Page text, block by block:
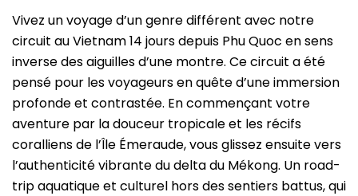
Vivez un voyage d’un genre différent avec notre
circuit au Vietnam 14 jours depuis Phu Quoc en sens
inverse des aiguilles d’une montre. Ce circuit a été
pensé pour les voyageurs en quête d’une immersion
profonde et contrastée. En commençant votre
aventure par la douceur tropicale et les récifs
coralliens de l’Île Émeraude, vous glissez ensuite vers
l’authenticité vibrante du delta du Mékong. Un road-
trip aquatique et culturel hors des sentiers battus, qui